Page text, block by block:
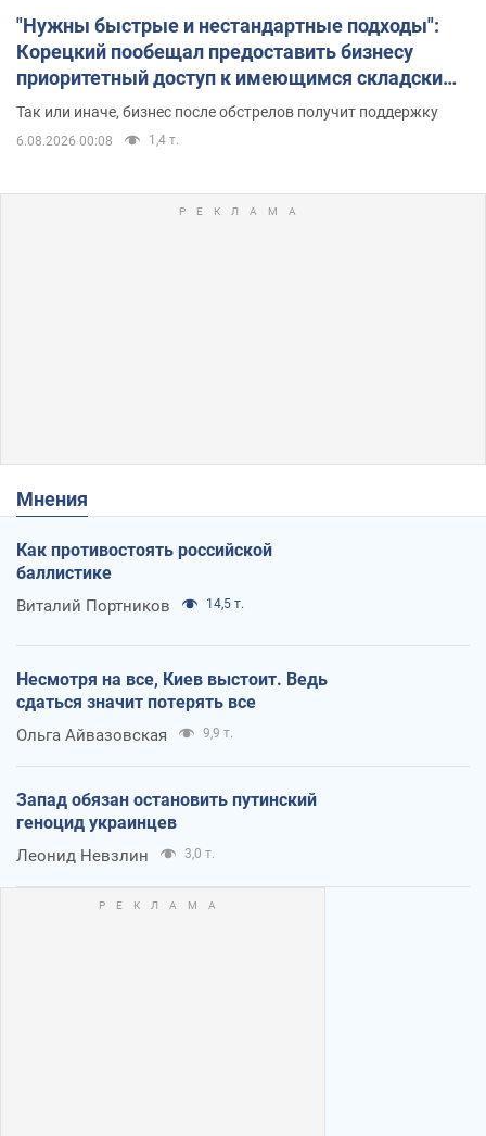
"Нужны быстрые и нестандартные подходы":
Корецкий пообещал предоставить бизнесу
приоритетный доступ к имеющимся складским
помещениям
Так или иначе, бизнес после обстрелов получит поддержку
6.08.2026 00:08 1,4 т.
Мнения
Как противостоять российской
баллистике
Виталий Портников 14,5 т.
Несмотря на все, Киев выстоит. Ведь
сдаться значит потерять все
Ольга Айвазовская 9,9 т.
Запад обязан остановить путинский
геноцид украинцев
Леонид Невзлин 3,0 т.